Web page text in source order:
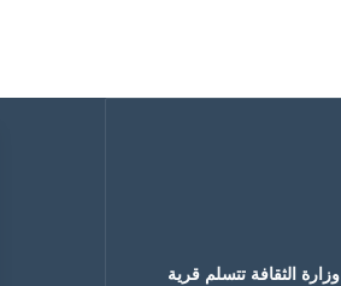
وزارة الثقافة تتسلم قرية